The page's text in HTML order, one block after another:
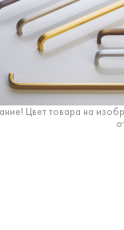
Цвет товара на